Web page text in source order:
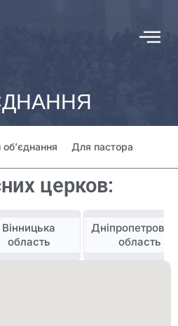
Для пастора
церков:
Вінницька
область
область